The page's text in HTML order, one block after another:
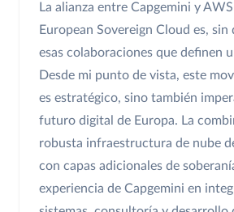
La alianza entre Capgemini y AWS
European Sovereign Cloud es, sin
esas colaboraciones que definen
Desde mi punto de vista, este
es estratégico, sino también
futuro digital de Europa. La
robusta infraestructura de nube
con capas adicionales de
experiencia de Capgemini en